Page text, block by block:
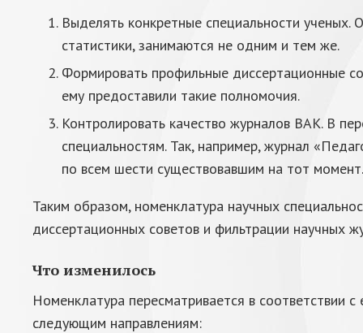
Выделять конкретные специальности
статистики, занимаются не одним и тем же.
Формировать профильные диссертационные
ему предоставили такие полномочия.
Контролировать качество журналов ВАК. В
специальностям. Так, например, журнал
по всем шести существовавшим на тот момент.
Таким образом, номенклатура научных
диссертационных советов и фильтрации научных
Что изменилось
Номенклатура пересматривается в соответствии
следующим направлениям: